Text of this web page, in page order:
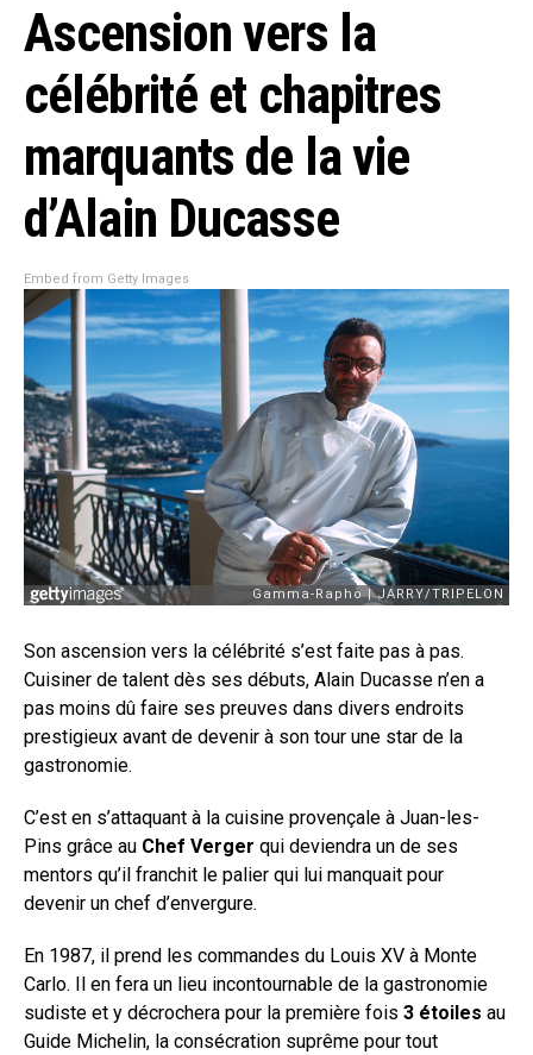
Ascension vers la
célébrité et chapitres
marquants de la vie
d’Alain Ducasse
Embed from Getty Images
Son ascension vers la célébrité s’est faite pas à pas.
Cuisiner de talent dès ses débuts, Alain Ducasse n’en a
pas moins dû faire ses preuves dans divers endroits
prestigieux avant de devenir à son tour une star de la
gastronomie.
C’est en s’attaquant à la cuisine provençale à Juan-les-
Pins grâce au Chef Verger qui deviendra un de ses
mentors qu’il franchit le palier qui lui manquait pour
devenir un chef d’envergure.
En 1987, il prend les commandes du Louis XV à Monte
Carlo. Il en fera un lieu incontournable de la gastronomie
sudiste et y décrochera pour la première fois 3 étoiles au
Guide Michelin, la consécration suprême pour tout